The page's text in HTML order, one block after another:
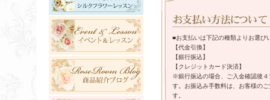
■お支払いは下記の種類よりお選び
【代金引換】
【銀行振込】
【クレジットカード決済】
※銀行振込の場合、ご入金確認後
す。お振込み手数料は、お客様の
す。